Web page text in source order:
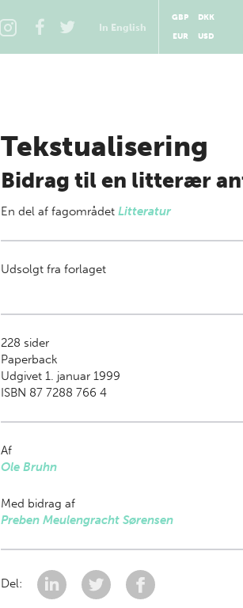
In English
GBP
DKK
EUR
USD
Tekstualisering
Bidrag til en litterær
En del af fagområdet Litteratur
Udsolgt fra forlaget
228 sider
Paperback
Udgivet 1. januar 1999
ISBN 87 7288 766 4
Af
Ole Bruhn
Med bidrag af
Preben Meulengracht Sørensen
Del: